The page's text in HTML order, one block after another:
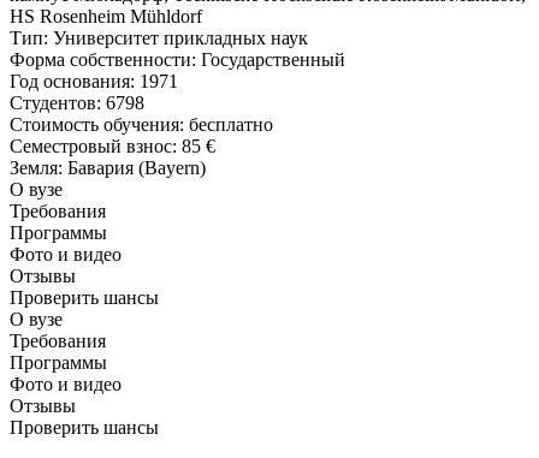
Тип: Университет прикладных наук
Форма собственности: Государственный
Год основания: 1971
Студентов: 6798
Стоимость обучения: бесплатно
Семестровый взнос: 85 €
Земля: Бавария (Bayern)
О вузе
Требования
Программы
Фото и видео
Отзывы
Проверить шансы
О вузе
Требования
Программы
Фото и видео
Отзывы
Проверить шансы